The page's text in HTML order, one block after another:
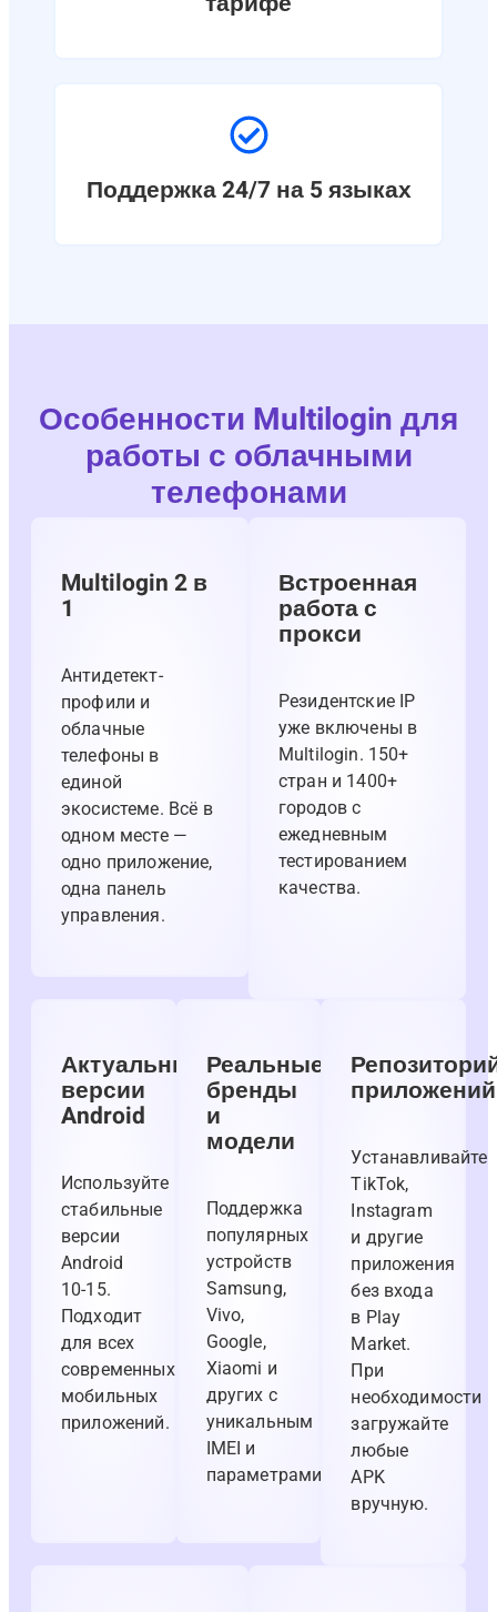
Поддержка 24/7 на 5 языках
Особенности Multilogin для
работы с облачными
телефонами
Multilogin 2 в
1
Антидетект-
профили и
облачные
телефоны в
единой
экосистеме. Всё в
одном месте —
одно приложение,
одна панель
управления.
Встроенная
работа с
прокси
Резидентские IP
уже включены в
Multilogin. 150+
стран и 1400+
городов с
ежедневным
тестированием
качества.
Актуальные
версии
Android
Используйте
стабильные
версии
Android
10-15.
Подходит
для всех
современных
мобильных
приложений.
Реальные
бренды
и
модели
Поддержка
популярных
устройств
Samsung,
Vivo,
Google,
Xiaomi и
других с
уникальным
IMEI и
параметрами.
приложений
Устанавливайте
TikTok,
Instagram
и другие
приложения
без входа
в Play
Market.
При
необходимости
загружайте
любые
APK
вручную.